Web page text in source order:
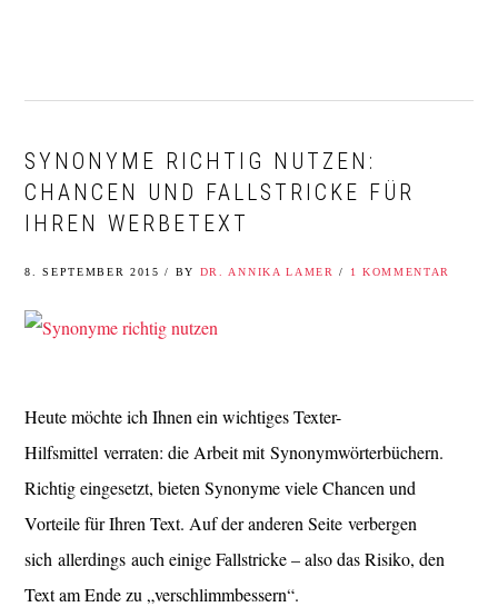
SYNONYME RICHTIG NUTZEN:
CHANCEN UND FALLSTRICKE FÜR
IHREN WERBETEXT
8. SEPTEMBER 2015 / BY DR. ANNIKA LAMER / 1 KOMMENTAR
Heute möchte ich Ihnen ein wichtiges Texter-
Hilfsmittel verraten: die Arbeit mit Synonymwörterbüchern.
Richtig eingesetzt, bieten Synonyme viele Chancen und
Vorteile für Ihren Text. Auf der anderen Seite verbergen
sich allerdings auch einige Fallstricke – also das Risiko, den
Text am Ende zu „verschlimmbessern“.